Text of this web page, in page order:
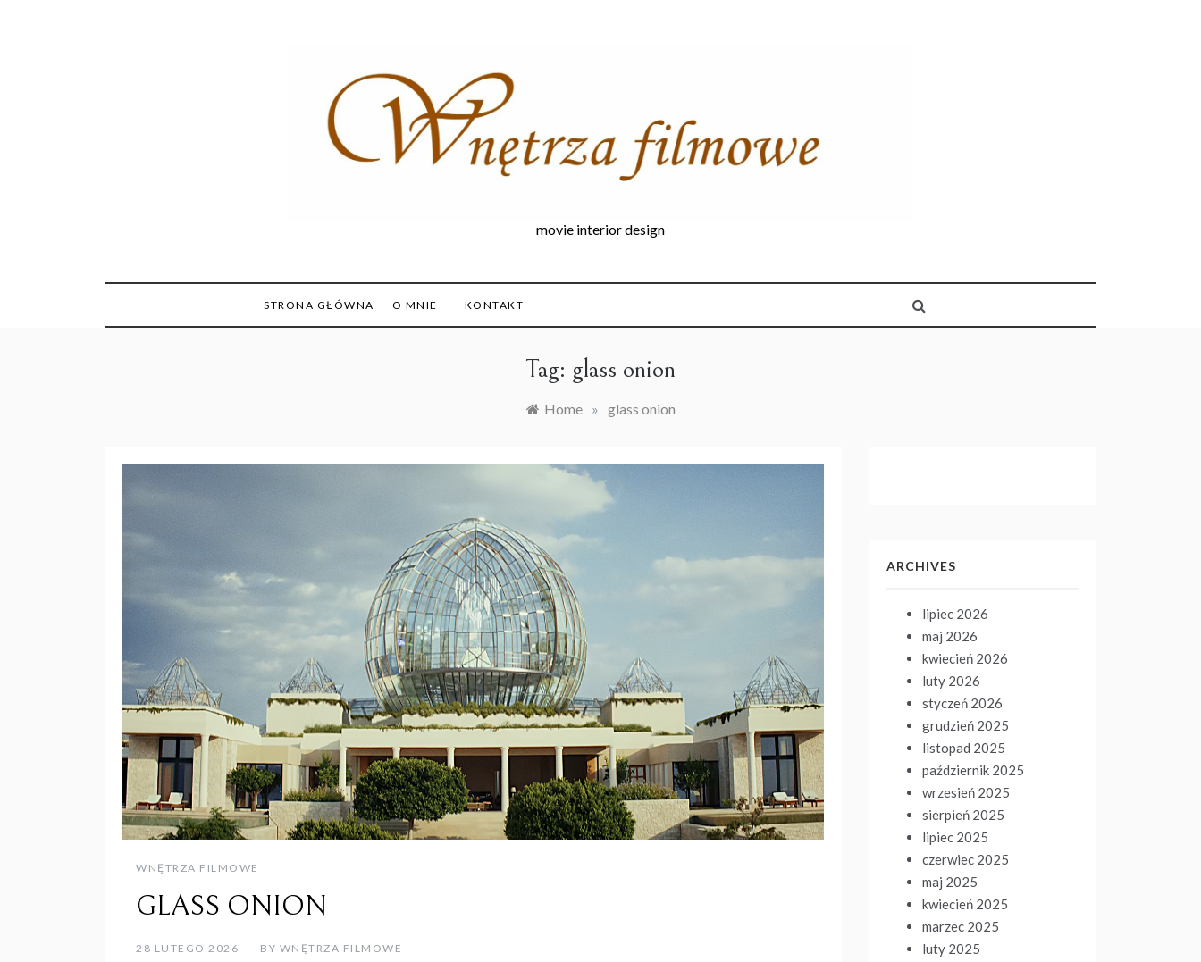
movie interior design
STRONA GŁÓWNA O MNIE KONTAKT
Tag: glass onion
Home » glass onion
WNĘTRZA FILMOWE
GLASS ONION
28 LUTEGO 2026 BY WNĘTRZA FILMOWE
ARCHIVES
lipiec 2026
maj 2026
kwiecień 2026
luty 2026
styczeń 2026
grudzień 2025
listopad 2025
październik 2025
wrzesień 2025
sierpień 2025
lipiec 2025
czerwiec 2025
maj 2025
kwiecień 2025
marzec 2025
luty 2025